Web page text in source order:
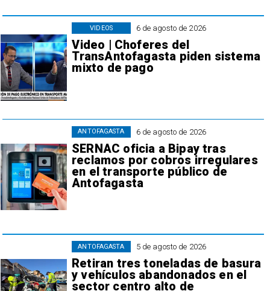
6 de agosto de 2026
Video | Choferes del
TransAntofagasta piden sistema
mixto de pago
VIDEOS
6 de agosto de 2026
SERNAC oficia a Bipay tras
reclamos por cobros irregulares
en el transporte público de
Antofagasta
ANTOFAGASTA
5 de agosto de 2026
Retiran tres toneladas de basura
y vehículos abandonados en el
sector centro alto de
ANTOFAGASTA